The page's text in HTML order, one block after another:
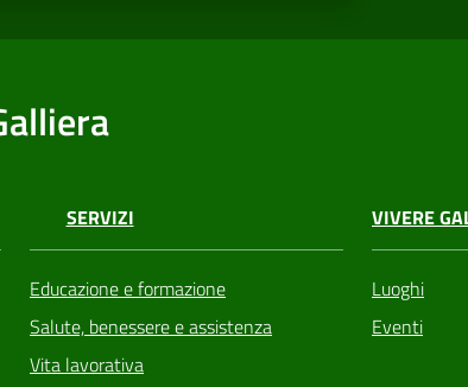
SERVIZI
Educazione e formazione
Salute, benessere e assistenza
Vita lavorativa
VIVERE
Luoghi
Eventi